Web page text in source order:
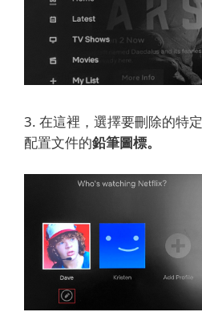
3. 在這裡，選擇要刪除的特定
配置文件的鉛筆圖標。